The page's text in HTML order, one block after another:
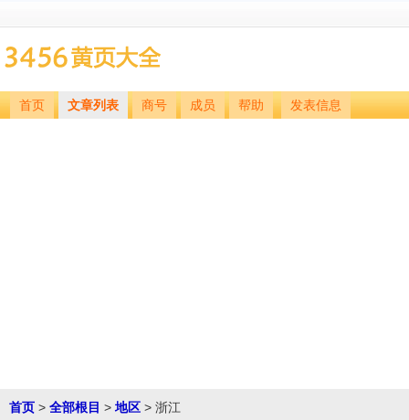
首页 文章列表 商号 成员 帮助 发表信息
首页 > 全部根目 > 地区 > 浙江